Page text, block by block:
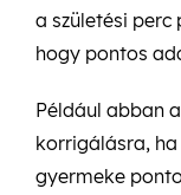
a születési
hogy pontos
Például abban
korrigálásra,
gyermeke